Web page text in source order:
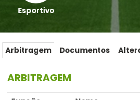
Esportivo
Arbitragem Documentos
ARBITRAGEM